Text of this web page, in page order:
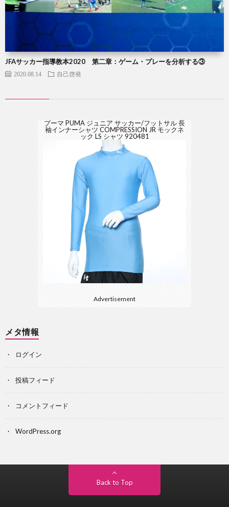
JFAサッカー指導教本2020 第二章：ゲーム・プレーを分析する③
2020.08.14 自己啓発
プーマ PUMA ジュニア サッカー/フットサル 長
袖インナーシャツ COMPRESSION JR モックネ
ック LS シャツ 920481
Advertisement
メタ情報
ログイン
投稿フィード
コメントフィード
WordPress.org
Back to Top